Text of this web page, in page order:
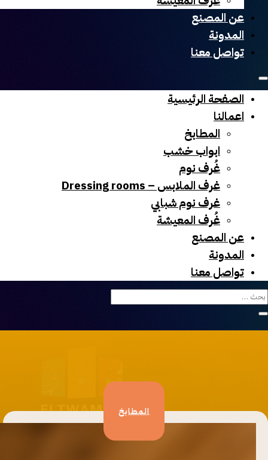
عن المصنع
المدونة
تواصل معنا
الصفحة الرئيسية
اعمالنا
المطابخ
ابواب خشب
غُرف نوم
غرف الملابس – Dressing rooms
غرف نوم شبابي
غُرف المعيشة
عن المصنع
المدونة
تواصل معنا
المطابخ